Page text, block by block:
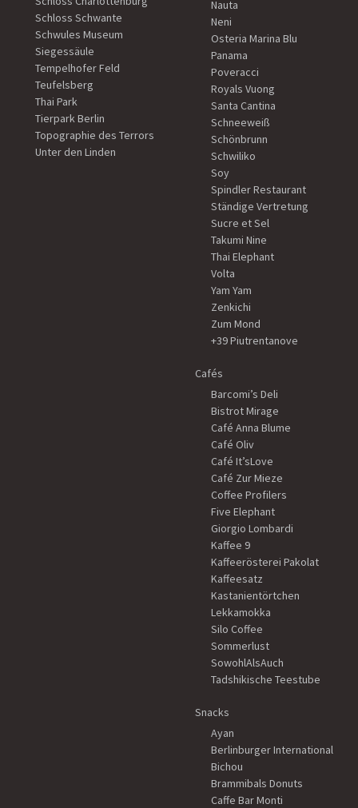
Schloss Schwante
Schwules Museum
Siegessäule
Tempelhofer Feld
Teufelsberg
Thai Park
Tierpark Berlin
Topographie des Terrors
Unter den Linden
Nauta
Neni
Osteria Marina Blu
Panama
Poveracci
Royals Vuong
Santa Cantina
Schneeweiß
Schönbrunn
Schwiliko
Soy
Spindler Restaurant
Ständige Vertretung
Sucre et Sel
Takumi Nine
Thai Elephant
Volta
Yam Yam
Zenkichi
Zum Mond
+39 Piutrentanove
Cafés
Barcomi’s Deli
Bistrot Mirage
Café Anna Blume
Café Oliv
Café It’sLove
Café Zur Mieze
Coffee Profilers
Five Elephant
Giorgio Lombardi
Kaffee 9
Kaffeerösterei Pakolat
Kaffeesatz
Kastanientörtchen
Lekkamokka
Silo Coffee
Sommerlust
SowohlAlsAuch
Tadshikische Teestube
Snacks
Ayan
Berlinburger International
Bichou
Brammibals Donuts
Caffe Bar Monti